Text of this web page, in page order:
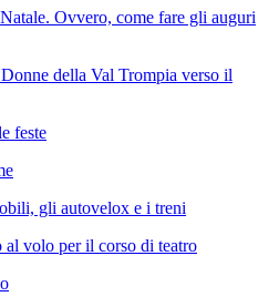
Ovvero, come fare gli auguri
della Val Trompia verso il
feste
gli autovelox e i treni
volo per il corso di teatro